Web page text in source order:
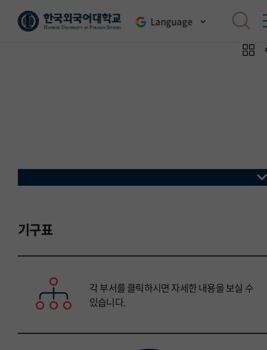
Language
기구표
각 부서를 클릭하시면 자세한 내용을 보실 수
있습니다.